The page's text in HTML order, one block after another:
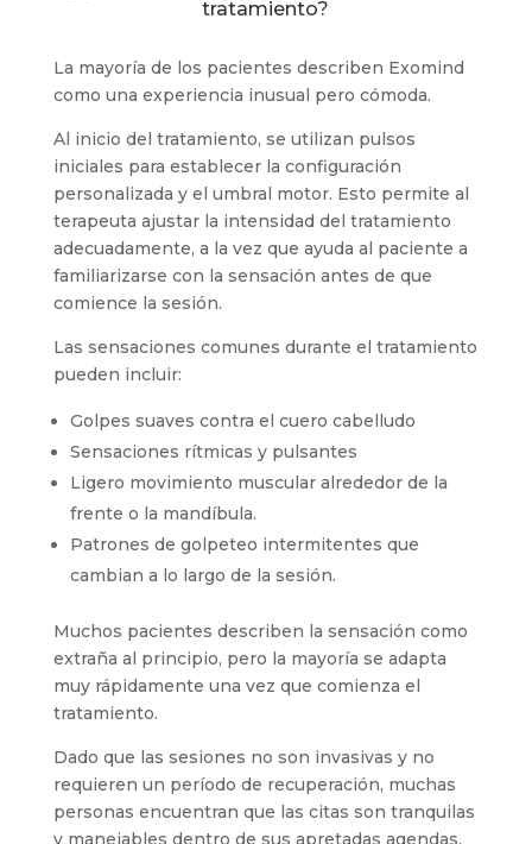
tratamiento?
La mayoría de los pacientes describen Exomind
como una experiencia inusual pero cómoda.
Al inicio del tratamiento, se utilizan pulsos
iniciales para establecer la configuración
personalizada y el umbral motor. Esto permite al
terapeuta ajustar la intensidad del tratamiento
adecuadamente, a la vez que ayuda al paciente a
familiarizarse con la sensación antes de que
comience la sesión.
Las sensaciones comunes durante el tratamiento
pueden incluir:
Golpes suaves contra el cuero cabelludo
Sensaciones rítmicas y pulsantes
Ligero movimiento muscular alrededor de la
frente o la mandíbula.
Patrones de golpeteo intermitentes que
cambian a lo largo de la sesión.
Muchos pacientes describen la sensación como
extraña al principio, pero la mayoría se adapta
muy rápidamente una vez que comienza el
tratamiento.
Dado que las sesiones no son invasivas y no
requieren un período de recuperación, muchas
personas encuentran que las citas son tranquilas
y manejables dentro de sus apretadas agendas.